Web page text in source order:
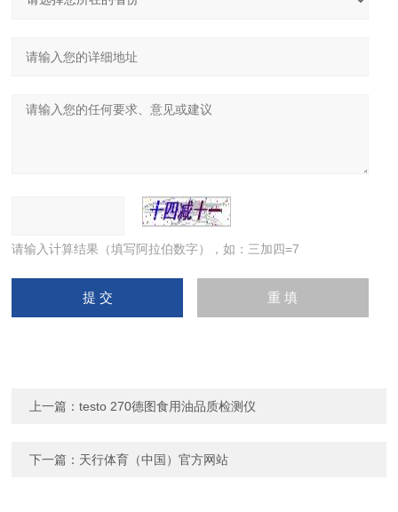
请输入计算结果（填写阿拉伯数字），如：三加四=7
上一篇：testo 270德图食用油品质检测仪
下一篇： 天行体育（中国）官方网站